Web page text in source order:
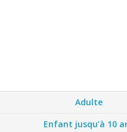
Adulte
Enfant jusqu’à 10